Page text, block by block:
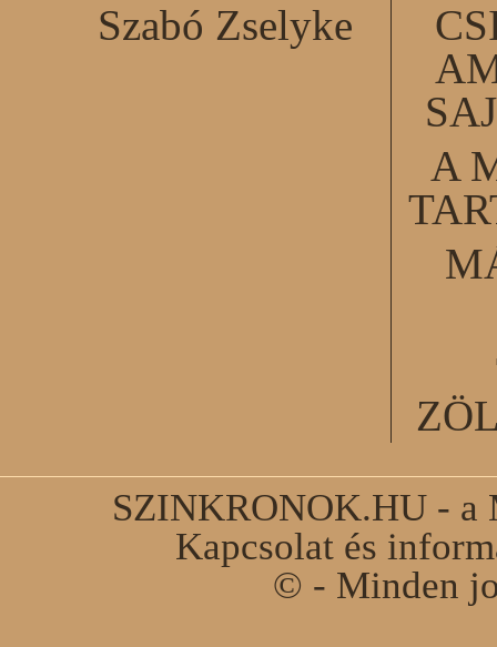
Szabó Zselyke
A
SZINKRONOK.HU - a
Kapcsolat és
© - Minden